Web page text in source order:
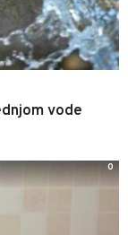
vode
0